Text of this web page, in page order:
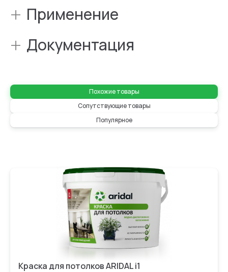
+ Применение
+ Документация
Похожие товары
Сопутствующие товары
Популярное
Краска для потолков ARIDAL i1